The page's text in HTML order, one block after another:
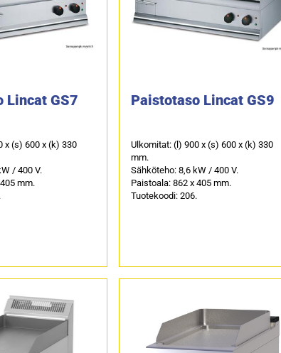
Lincat GS7
x (s) 600 x (k) 330
/ 400 V.
mm.
Paistotaso Lincat GS9
Ulkomitat: (l) 900 x (s) 600 x (k) 330
mm.
Sähköteho: 8,6 kW / 400 V.
Paistoala: 862 x 405 mm.
Tuotekoodi: 206.